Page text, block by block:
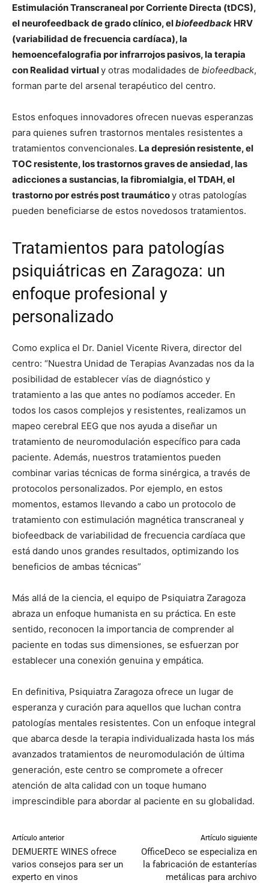
Estimulación Transcraneal por Corriente Directa (tDCS),
el neurofeedback de grado clínico, elbiofeedback HRV
(variabilidad de frecuencia cardíaca), la
hemoencefalografia por infrarrojos pasivos, la terapia
con Realidad virtualy otras modalidades de biofeedback,
forman parte del arsenal terapéutico del centro.
Estos enfoques innovadores ofrecen nuevas esperanzas
para quienes sufren trastornos mentales resistentes a
tratamientos convencionales. La depresión resistente, el
TOC resistente, los trastornos graves de ansiedad, las
adicciones a sustancias, la fibromialgia, el TDAH, el
trastorno por estrés post traumáticoy otras patologías
pueden beneficiarse de estos novedosos tratamientos.
Tratamientos para patologías
psiquiátricas en Zaragoza: un
enfoque profesional y
personalizado
Como explica el Dr. Daniel Vicente Rivera, director del
centro: “Nuestra Unidad de Terapias Avanzadas nos da la
posibilidad de establecer vías de diagnóstico y
tratamiento a las que antes no podíamos acceder. En
todos los casos complejos y resistentes, realizamos un
mapeo cerebral EEG que nos ayuda a diseñar un
tratamiento de neuromodulación específico para cada
paciente. Además, nuestros tratamientos pueden
combinar varias técnicas de forma sinérgica, a través de
protocolos personalizados. Por ejemplo, en estos
momentos, estamos llevando a cabo un protocolo de
tratamiento con estimulación magnética transcraneal y
biofeedback de variabilidad de frecuencia cardíaca que
está dando unos grandes resultados, optimizando los
beneficios de ambas técnicas”
Más allá de la ciencia, el equipo de Psiquiatra Zaragoza
abraza un enfoque humanista en su práctica. En este
sentido, reconocen la importancia de comprender al
paciente en todas sus dimensiones, se esfuerzan por
establecer una conexión genuina y empática.
En definitiva, Psiquiatra Zaragoza ofrece un lugar de
esperanza y curación para aquellos que luchan contra
patologías mentales resistentes. Con un enfoque integral
que abarca desde la terapia individualizada hasta los más
avanzados tratamientos de neuromodulación de última
generación, este centro se compromete a ofrecer
atención de alta calidad con un toque humano
imprescindible para abordar al paciente en su globalidad.
Artículo anterior
DEMUERTE WINES ofrece
varios consejos para ser un
experto en vinos
Artículo siguiente
OfficeDeco se especializa en
la fabricación de estanterías
metálicas para archivo